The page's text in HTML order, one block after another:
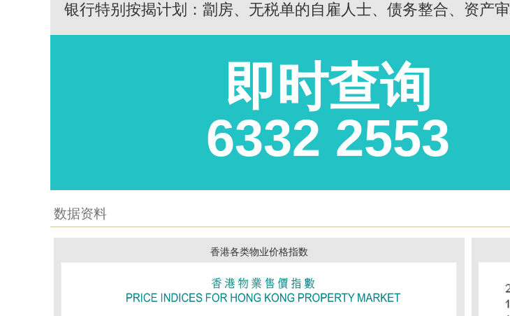
银行特别按揭计划：劏房、无税单的自雇人士、债务整合、资产
即时查询
6332 2553
数据资料
香港各类物业价格指数